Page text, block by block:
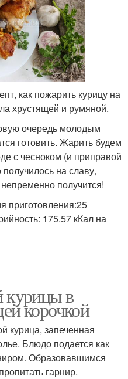
как пожарить курицу на
хрустящей и румяной.
очередь молодым
готовить. Жарить будем
с чесноком (и приправой
на славу,
получится!
приготовления:25
175.57 кКал на
курицы в
корочкой
курица, запеченная
Блюдо подается как
Образовавшимся
гарнир.